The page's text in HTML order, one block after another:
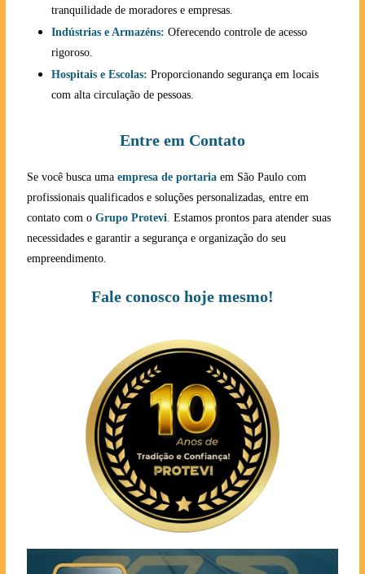
tranquilidade de moradores e empresas.
Indústrias e Armazéns: Oferecendo controle de acesso
rigoroso.
Hospitais e Escolas: Proporcionando segurança em locais
com alta circulação de pessoas.
Entre em Contato
Se você busca uma empresa de portariaem São Paulo com
profissionais qualificados e soluções personalizadas, entre em
contato com o Grupo Protevi. Estamos prontos para atender suas
necessidades e garantir a segurança e organização do seu
empreendimento.
Fale conosco hoje mesmo!